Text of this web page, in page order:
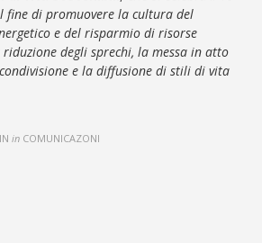
fine di promuovere la cultura del
e del risparmio di risorse
degli sprechi, la messa in atto
e la diffusione di stili di vita
in COMUNICAZONI